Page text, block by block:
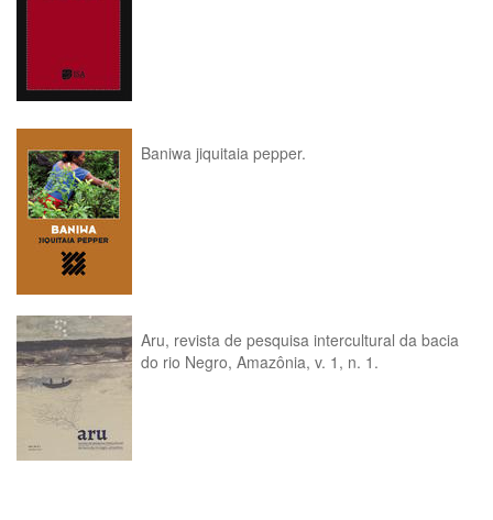
Baniwa jiquitaia pepper.
Aru, revista de pesquisa intercultural da bacia
do rio Negro, Amazônia, v. 1, n. 1.